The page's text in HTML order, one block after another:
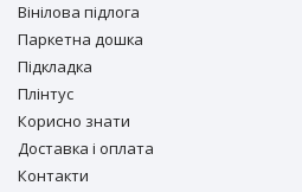
Вiнiлова підлога
Паркетна дошка
Підкладка
Плінтус
Корисно знати
Доставка і оплата
Контакти